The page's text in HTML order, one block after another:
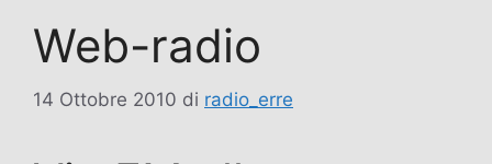
Web-radio
14 Ottobre 2010 di radio_erre